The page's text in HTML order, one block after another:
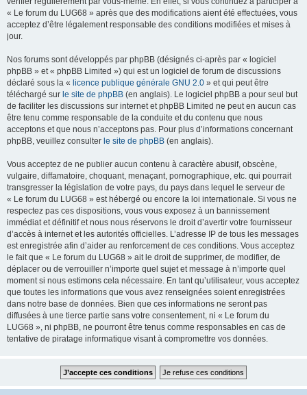
« Le forum du LUG68 » après que des modifications aient été effectuées, vous
acceptez d’être légalement responsable des conditions modifiées et mises à
jour.
Nos forums sont développés par phpBB (désignés ci-après par « logiciel
phpBB » et « phpBB Limited ») qui est un logiciel de forum de discussions
déclaré sous la « licence publique générale GNU 2.0 » et qui peut être
téléchargé sur le site de phpBB (en anglais). Le logiciel phpBB a pour seul but
de faciliter les discussions sur internet et phpBB Limited ne peut en aucun cas
être tenu comme responsable de la conduite et du contenu que nous
acceptons et que nous n’acceptons pas. Pour plus d’informations concernant
phpBB, veuillez consulter le site de phpBB (en anglais).
Vous acceptez de ne publier aucun contenu à caractère abusif, obscène,
vulgaire, diffamatoire, choquant, menaçant, pornographique, etc. qui pourrait
transgresser la législation de votre pays, du pays dans lequel le serveur de
« Le forum du LUG68 » est hébergé ou encore la loi internationale. Si vous ne
respectez pas ces dispositions, vous vous exposez à un bannissement
immédiat et définitif et nous nous réservons le droit d’avertir votre fournisseur
d’accès à internet et les autorités officielles. L’adresse IP de tous les messages
est enregistrée afin d’aider au renforcement de ces conditions. Vous acceptez
le fait que « Le forum du LUG68 » ait le droit de supprimer, de modifier, de
déplacer ou de verrouiller n’importe quel sujet et message à n’importe quel
moment si nous estimons cela nécessaire. En tant qu’utilisateur, vous acceptez
que toutes les informations que vous avez renseignées soient enregistrées
dans notre base de données. Bien que ces informations ne seront pas
diffusées à une tierce partie sans votre consentement, ni « Le forum du
LUG68 », ni phpBB, ne pourront être tenus comme responsables en cas de
tentative de piratage informatique visant à compromettre vos données.